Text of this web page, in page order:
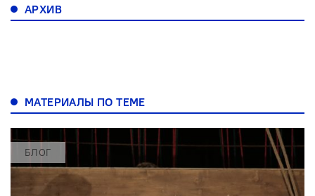
АРХИВ
МАТЕРИАЛЫ ПО ТЕМЕ
БЛОГ